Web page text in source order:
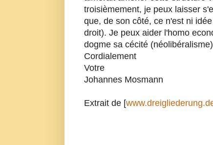
troisièmement, je peux laisser
que, de son côté, ce n'est ni
droit). Je peux aider l'homo
dogme sa cécité
Cordialement
Votre
Johannes Mosmann
Extrait de [